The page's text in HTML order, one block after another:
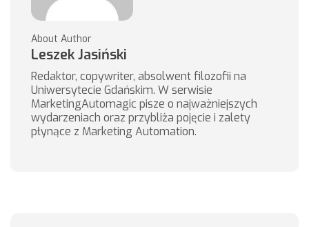
About Author
Leszek Jasiński
Redaktor, copywriter, absolwent filozofii na
Uniwersytecie Gdańskim. W serwisie
MarketingAutomagic pisze o najważniejszych
wydarzeniach oraz przybliża pojęcie i zalety
płynące z Marketing Automation.